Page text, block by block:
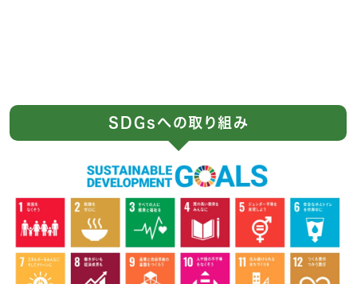
SDGsへの取り組み